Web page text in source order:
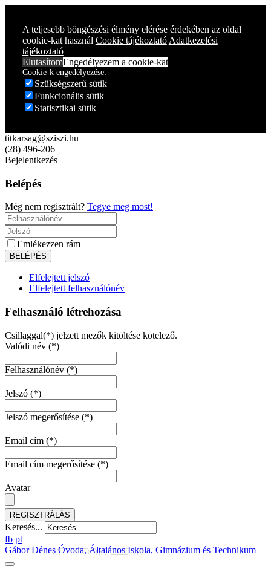
A teljesebb böngészési élmény elérése érdekében az oldal
cookie-kat használ Cookie tájékoztató Adatkezelési
tájékoztató
ElutasítomEngedélyezem a cookie-kat
Cookie-k engedélyezése:
Szükségszerű sütik
Funkcionális sütik
Statisztikai sütik
titkarsag@sziszi.hu
(28) 496-206
Bejelentkezés
Belépés
Még nem regisztrált? Tegye meg most!
Emlékezzen rám
Elfelejtett jelszó
Elfelejtett felhasználónév
Felhasználó létrehozása
Csillaggal(*) jelzett mezők kitöltése kötelező.
Valódi név (*)
Felhasználónév (*)
Jelszó (*)
Jelszó megerősítése (*)
Email cím (*)
Email cím megerősítése (*)
Avatar
REGISZTRÁLÁS
Keresés...
fb pt
Gábor Dénes Óvoda, Általános Iskola, Gimnázium és Technikum